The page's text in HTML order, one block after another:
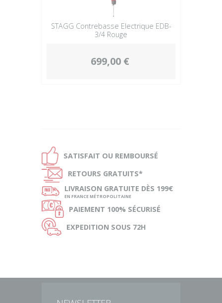
STAGG Contrebasse Electrique EDB-
3/4 Rouge
699,00 €
Ð SATISFAIT OU REMBOURSÉ
Ñ RETOURS GRATUITS*
ø LIVRAISON GRATUITE DÈS 199€
EN FRANCE MÉTROPOLITAINE
Ø PAIEMENT 100% SÉCURISÉ
Ù EXPEDITION SOUS 72H